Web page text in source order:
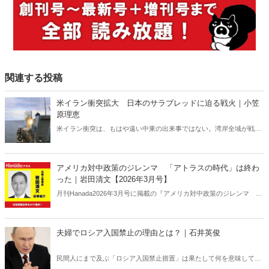
関連する投稿
米イラン衝突拡大 日本のサラブレッドに迫る戦火｜小笠
原理恵
米イラン衝突は、もはや遠い中東の出来事ではない。湾岸全域が戦域
題がある。邦人保護は万全なのか。そして、国際舞台に立つ日本のサ
ラブレッドの安全は守られるのか。戦火は思わぬところに影を落とし
ている――。
アメリカ対中政策のジレンマ 「アトラスの時代」は終わ
った｜岩田清文【2026年3月号】
月刊Hanada2026年3月号に掲載の『アメリカ対中政策のジレンマ
夫婦でロシア入国禁止の理由とは？｜石井英俊
民間人にまで及ぶ「ロシア入国禁止措置」は果たして何を意味してい